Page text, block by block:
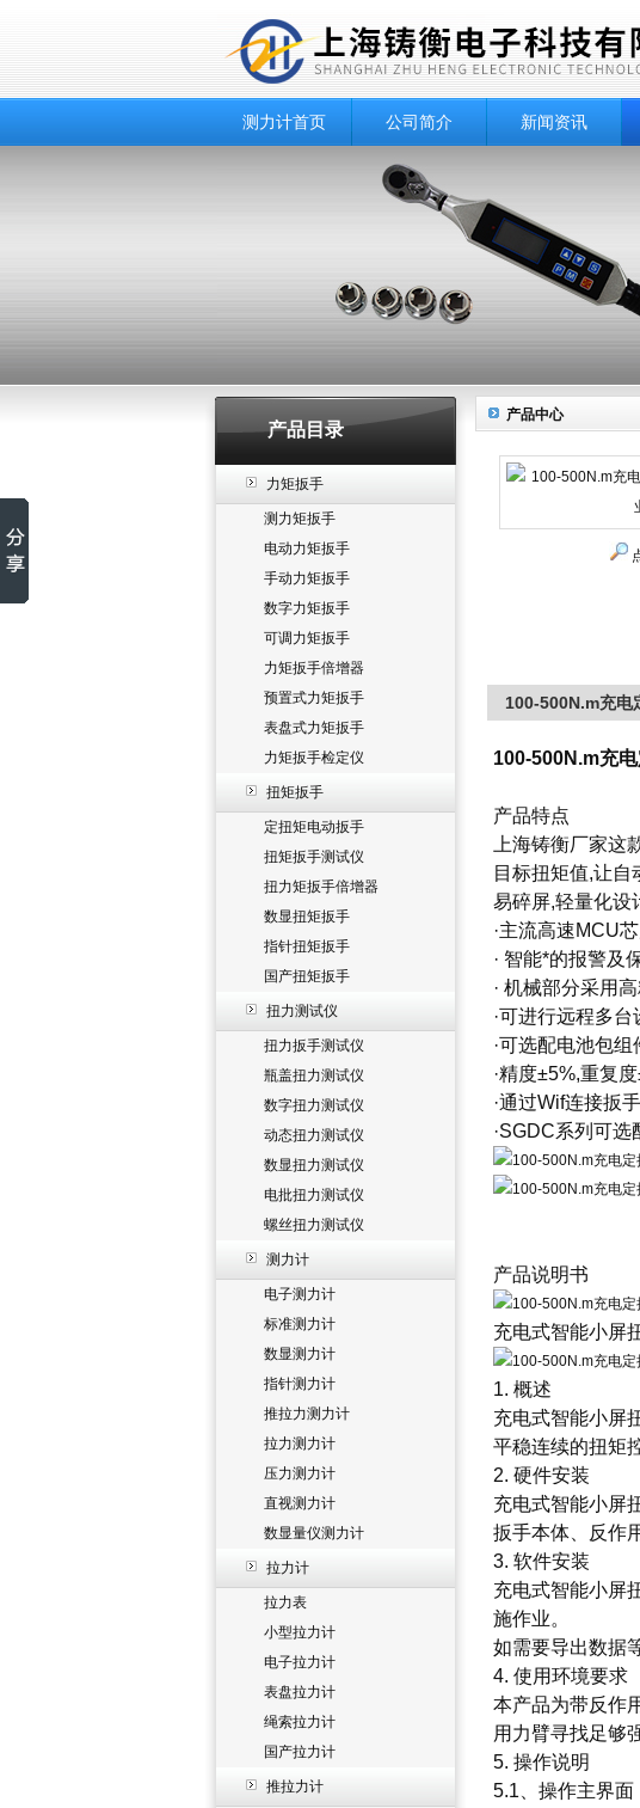
测力计首页 公司简介 新闻资讯
产品目录
力矩扳手
测力矩扳手
电动力矩扳手
手动力矩扳手
数字力矩扳手
可调力矩扳手
力矩扳手倍增器
预置式力矩扳手
表盘式力矩扳手
力矩扳手检定仪
扭矩扳手
定扭矩电动扳手
扭矩扳手测试仪
扭力矩扳手倍增器
数显扭矩扳手
指针扭矩扳手
国产扭矩扳手
扭力测试仪
扭力扳手测试仪
瓶盖扭力测试仪
数字扭力测试仪
动态扭力测试仪
数显扭力测试仪
电批扭力测试仪
螺丝扭力测试仪
测力计
电子测力计
标准测力计
数显测力计
指针测力计
推拉力测力计
拉力测力计
压力测力计
直视测力计
数显量仪测力计
拉力计
拉力表
小型拉力计
电子拉力计
表盘拉力计
绳索拉力计
国产拉力计
推拉力计
产品中心
100-500N.m充电
100-500N.m充
产品特点
上海铸衡厂家这
目标扭矩值,让
易碎屏,轻量化设
·主流高速MCU
· 智能*的报警及
· 机械部分采用
·可进行远程多
·可选配电池包
·精度±5%,重复
·通过Wif连接扳
·SGDC系列可
产品说明书
充电式智能小屏
1. 概述
充电式智能小屏
平稳连续的扭矩
2. 硬件安装
充电式智能小屏
扳手本体、反作
3. 软件安装
充电式智能小屏
施作业。
如需要导出数据
4. 使用环境要求
本产品为带反作
用力臂寻找足够
5. 操作说明
5.1、操作主界面